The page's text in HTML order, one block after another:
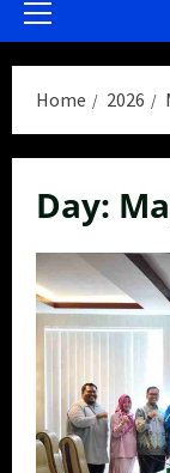
Primary
Home 2026
Day: